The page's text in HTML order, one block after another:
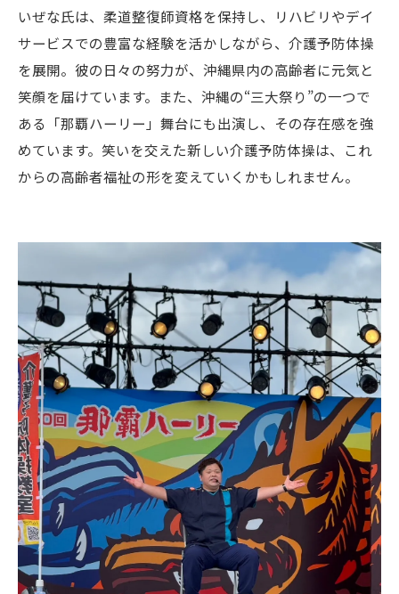
いぜな氏は、柔道整復師資格を保持し、リハビリやデイ
サービスでの豊富な経験を活かしながら、介護予防体操
を展開。彼の日々の努力が、沖縄県内の高齢者に元気と
笑顔を届けています。また、沖縄の“三大祭り”の一つで
ある「那覇ハーリー」舞台にも出演し、その存在感を強
めています。笑いを交えた新しい介護予防体操は、これ
からの高齢者福祉の形を変えていくかもしれません。